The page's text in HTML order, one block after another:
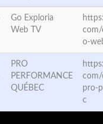
Go Exploria
Web TV
com/
o-
PRO
PERFORMANCE
QUÉBEC
pro-
c